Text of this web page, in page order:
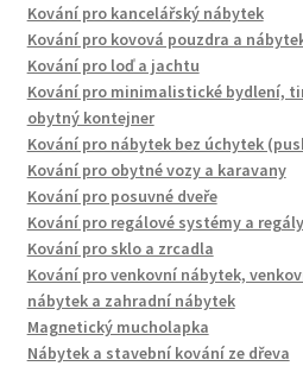
Kování pro kancelářský nábytek
Kování pro kovová pouzdra a
Kování pro loď a jachtu
Kování pro minimalistické bydlení,
obytný kontejner
Kování pro nábytek bez úchytek
Kování pro obytné vozy a karavany
Kování pro posuvné dveře
Kování pro regálové systémy a regály
Kování pro sklo a zrcadla
Kování pro venkovní nábytek,
nábytek a zahradní nábytek
Magnetický mucholapka
Nábytek a stavební kování ze dřeva